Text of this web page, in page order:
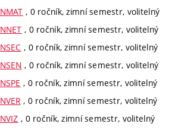
NMAT , 0 ročník, zimní semestr, volitelný
NNET , 0 ročník, zimní semestr, volitelný
NSEC , 0 ročník, zimní semestr, volitelný
NSEN , 0 ročník, zimní semestr, volitelný
NSPE , 0 ročník, zimní semestr, volitelný
NVER , 0 ročník, zimní semestr, volitelný
NVIZ , 0 ročník, zimní semestr, volitelný